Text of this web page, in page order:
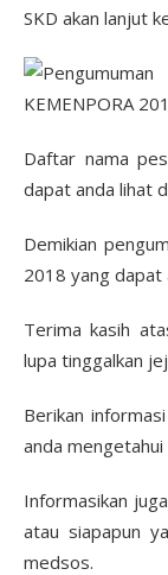
SKD akan lanjut
Daftar nama
dapat anda lihat
Demikian
2018 yang dapat
Terima kasih
lupa tinggalkan
Berikan
anda
Informasikan
atau siapapun
medsos.